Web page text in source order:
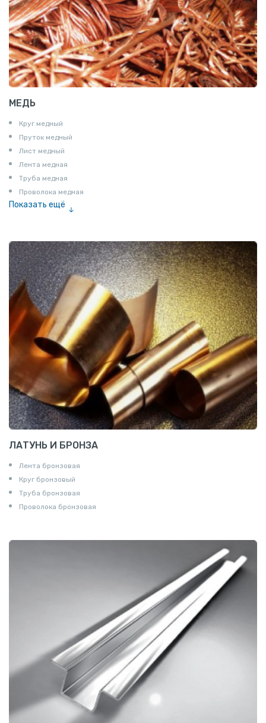
МЕДЬ
Круг медный
Пруток медный
Лист медный
Лента медная
Труба медная
Проволока медная
Показать ещё
ЛАТУНЬ И БРОНЗА
Лента бронзовая
Круг бронзовый
Труба бронзовая
Проволока бронзовая